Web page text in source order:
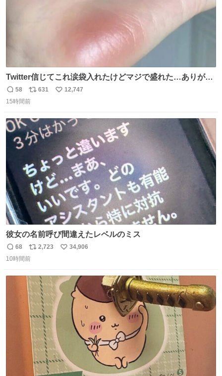
Twitter信じてこれ涙袋入れたけどマジで盛れた…ありがと
う…
返
信
58
リ
ポ
ト
数
631
い
数
12,747
15時間前
彼女の名前呼び間違えたレベルのミス
返
信
68
リ
ポ
ト
数
2,723
い
数
34,906
10時間前